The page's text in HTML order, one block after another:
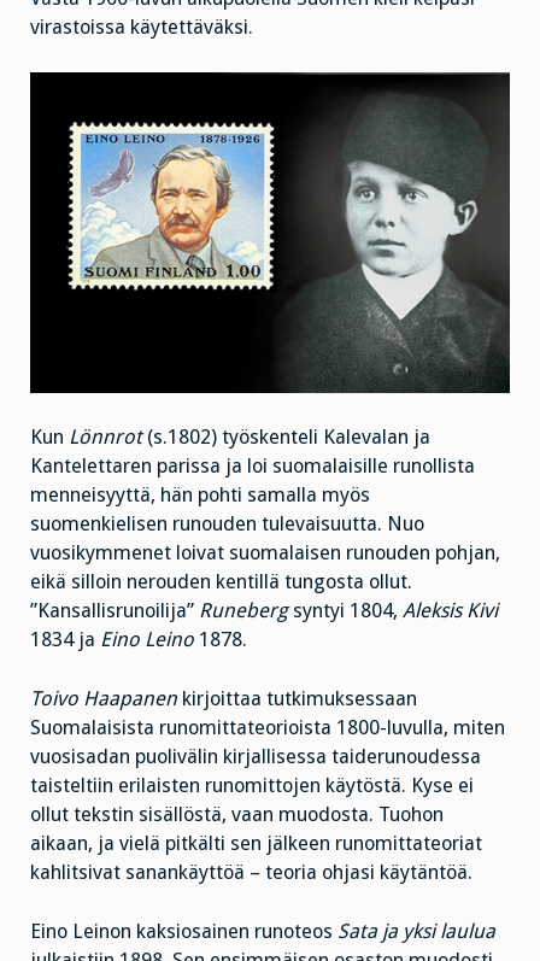
virastoissa käytettäväksi.
Kun Lönnrot(s.1802) työskenteli Kalevalan ja
Kantelettaren parissa ja loi suomalaisille runollista
menneisyyttä, hän pohti samalla myös
suomenkielisen runouden tulevaisuutta. Nuo
vuosikymmenet loivat suomalaisen runouden pohjan,
eikä silloin nerouden kentillä tungosta ollut.
”Kansallisrunoilija” Runebergsyntyi 1804, Aleksis Kivi
1834 ja Eino Leino 1878.
Toivo Haapanen kirjoittaa tutkimuksessaan
Suomalaisista runomittateorioista 1800-luvulla, miten
vuosisadan puolivälin kirjallisessa taiderunoudessa
taisteltiin erilaisten runomittojen käytöstä. Kyse ei
ollut tekstin sisällöstä, vaan muodosta. Tuohon
aikaan, ja vielä pitkälti sen jälkeen runomittateoriat
kahlitsivat sanankäyttöä – teoria ohjasi käytäntöä.
Eino Leinon kaksiosainen runoteos Sata ja yksi laulua